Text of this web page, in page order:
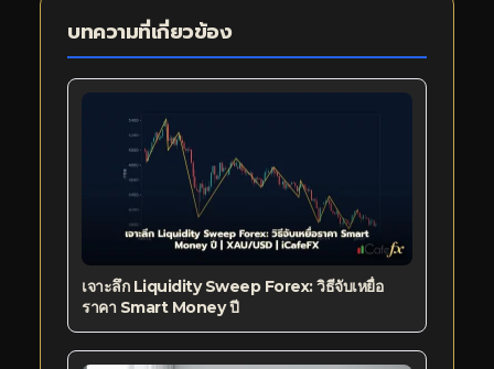
บทความที่เกี่ยวข้อง
เจาะลึก Liquidity Sweep Forex: วิธีจับเหยื่อ
ราคา Smart Money ปี